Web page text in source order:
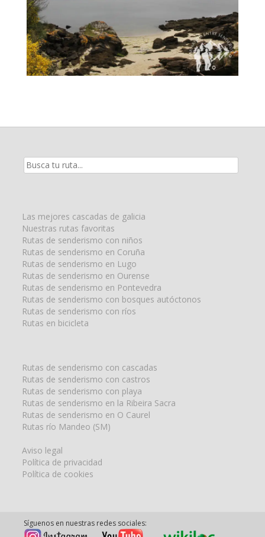
Resultados
Las mejores cascadas de galicia
Nuestras rutas favoritas
Rutas de senderismo con niños
Rutas de senderismo en Coruña
Rutas de senderismo en Lugo
Rutas de senderismo en Ourense
Rutas de senderismo en Pontevedra
Rutas de senderismo con bosques autóctonos
Rutas de senderismo con ríos
Rutas en bicicleta
Rutas de senderismo con cascadas
Rutas de senderismo con castros
Rutas de senderismo con playa
Rutas de senderismo en la Ribeira Sacra
Rutas de senderismo en O Caurel
Rutas río Mandeo (SM)
Aviso legal
Política de privacidad
Política de cookies
Síguenos en nuestras redes sociales: